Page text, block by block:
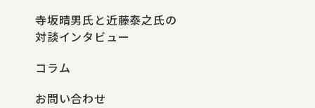
寺坂晴男氏と近藤泰之氏の
対談インタビュー
コラム
お問い合わせ